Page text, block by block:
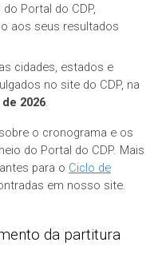
Portal do CDP,
aos seus resultados
cidades, estados e
no site do CDP, na
2026.
o cronograma e os
do Portal do CDP. Mais
para o Ciclo de
em nosso site.
da partitura